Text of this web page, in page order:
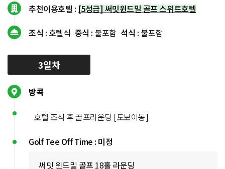
추천이용호텔 :[5성급] 써밋윈드밀 골프 스위트호텔
조식 : 호텔식 중식 : 불포함 석식 : 불포함
3일차
방콕
호텔 조식 후 골프라운딩 [도보이동]
Golf Tee Off Time : 미정
써밋 윈드밀 골프 18홀 라운딩